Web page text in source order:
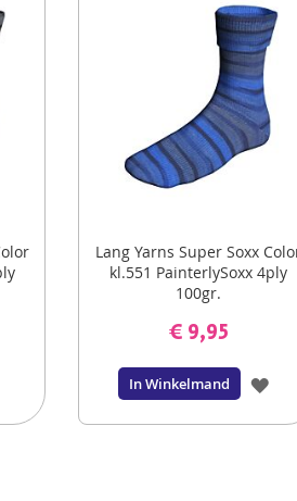
Lang Yarns Super Soxx
kl.551 PainterlySoxx 4ply
100gr.
€ 9,95
In Winkelmand